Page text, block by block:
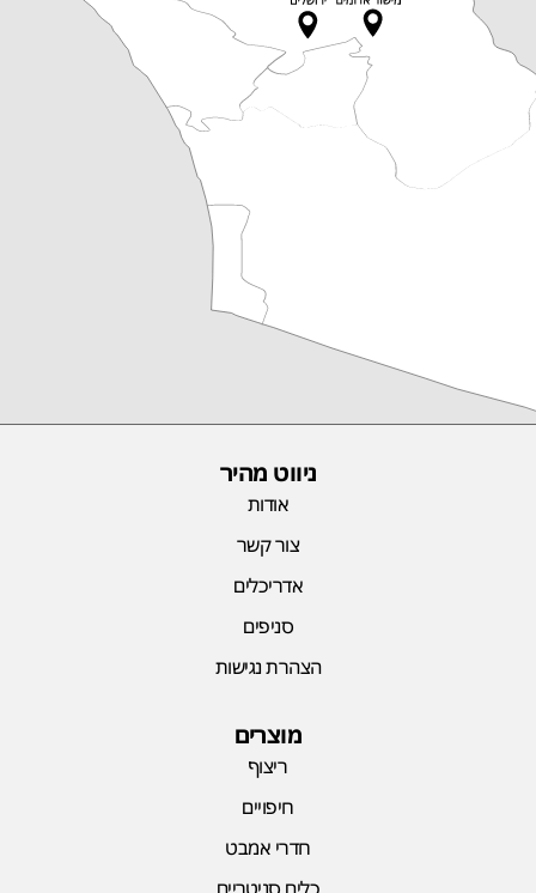
ניווט מהיר
אודות
צור קשר
אדריכלים
סניפים
הצהרת נגישות
מוצרים
ריצוף
חיפויים
חדרי אמבט